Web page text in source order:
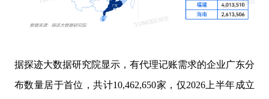
据探迹大数据研究院显示，有代理记账需求的企业广东分
布数量居于首位，共计10,462,650家，仅2026上半年成立